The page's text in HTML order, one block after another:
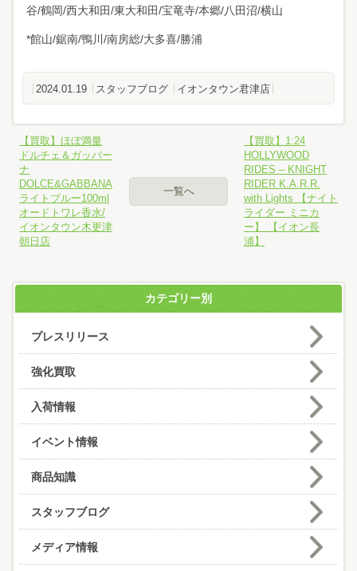
谷/鶴岡/西大和田/東大和田/宝竜寺/本郷/八田沼/横山
*館山/鋸南/鴨川/南房総/大多喜/勝浦
2024.01.19 スタッフブログ イオンタウン君津店
【買取】ほぼ満量
ドルチェ＆ガッバー
ナ
DOLCE&GABBANA
ライトブルー100ml
オードトワレ香水/
イオンタウン木更津
朝日店
一覧へ
【買取】1:24
HOLLYWOOD
RIDES – KNIGHT
RIDER K.A.R.R.
with Lights 【ナイト
ライダー ミニカ
ー】 【イオン長
浦】
カテゴリー別
プレスリリース
強化買取
入荷情報
イベント情報
商品知識
スタッフブログ
メディア情報